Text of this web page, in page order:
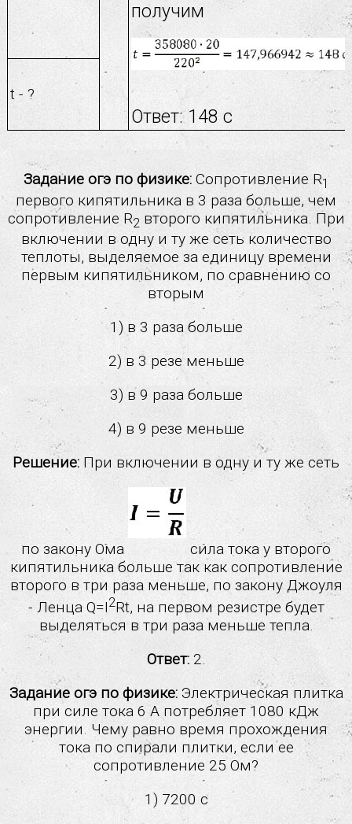
получим
Ответ: 148 с
t - ?
Задание огэ по физике:Сопротивление R1
первого кипятильника в 3 раза больше, чем
сопротивление R2 второго кипятильника. При
включении в одну и ту же сеть количество
теплоты, выделяемое за единицу времени
первым кипятильником, по сравнению со
вторым
1) в 3 раза больше
2) в 3 резе меньше
3) в 9 раза больше
4) в 9 резе меньше
Решение: При включении в одну и ту же сеть
по закону Ома
сила тока у второго
кипятильника больше так как сопротивление
второго в три раза меньше, по закону Джоуля
- Ленца Q=I2Rt, на первом резистре будет
выделяться в три раза меньше тепла.
Ответ:2.
Задание огэ по физике:Электрическая плитка
при силе тока 6 А потребляет 1080 кДж
энергии. Чему равно время прохождения
тока по спирали плитки, если ее
сопротивление 25 Ом?
1) 7200 с